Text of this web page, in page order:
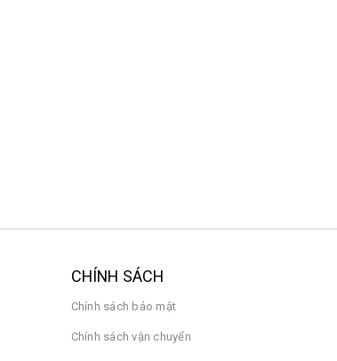
CHÍNH SÁCH
Chính sách bảo mật
Chính sách vận chuyển